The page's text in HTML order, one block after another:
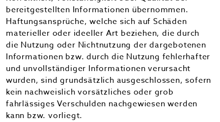
bereitgestellten Informationen übernommen.
Haftungsansprüche, welche sich auf Schäden
materieller oder ideeller Art beziehen, die durch
die Nutzung oder Nichtnutzung der dargebotenen
Informationen bzw. durch die Nutzung fehlerhafter
und unvollständiger Informationen verursacht
wurden, sind grundsätzlich ausgeschlossen, sofern
kein nachweislich vorsätzliches oder grob
fahrlässiges Verschulden nachgewiesen werden
kann bzw. vorliegt.